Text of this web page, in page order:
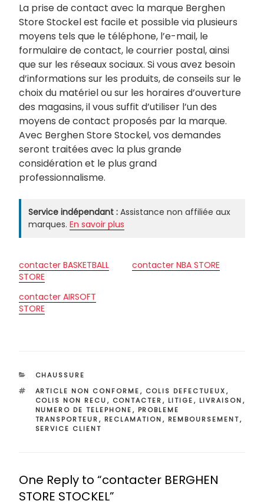
La prise de contact avec la marque Berghen
Store Stockel est facile et possible via plusieurs
moyens tels que le téléphone, l’e-mail, le
formulaire de contact, le courrier postal, ainsi
que sur les réseaux sociaux. Si vous avez besoin
d’informations sur les produits, de conseils sur le
choix du matériel ou sur les horaires d’ouverture
des magasins, il vous suffit d’utiliser l’un des
moyens de contact proposés par la marque.
Avec Berghen Store Stockel, vos demandes
seront traitées avec la plus grande
considération et le plus grand
professionnalisme.
Service indépendant : Assistance non affiliée aux
marques. En savoir plus
contacter BASKETBALL
STORE
contacter NBA STORE
contacter AIRSOFT
STORE
CATÉGORIES
CHAUSSURE
ÉTIQUETTES
ARTICLE NON CONFORME, COLIS DEFECTUEUX,
COLIS NON RECU, CONTACTER, LITIGE, LIVRAISON,
NUMERO DE TELEPHONE, PROBLEME
TRANSPORTEUR, RECLAMATION, REMBOURSEMENT,
SERVICE CLIENT
One Reply to “contacter BERGHEN
STORE STOCKEL”